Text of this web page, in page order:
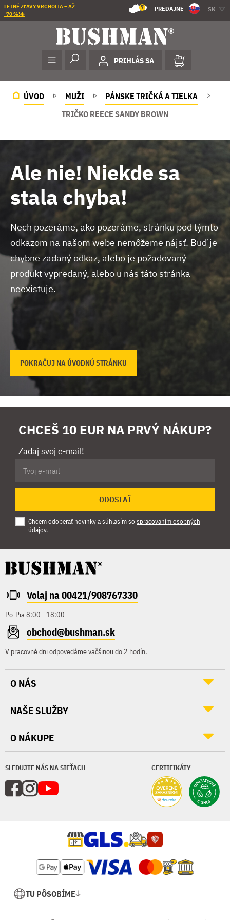
LETNÉ ZĽAVY VRCHOLIA – AŽ
-70 %!☀️
7 PREDAJNE SK
PRIHLÁS SA
ÚVOD MUŽI
PÁNSKE TRIČKÁ A TIELKA
TRIČKO REECE SANDY BROWN
Ale nie! Niekde sa
stala chyba!
Nech pozeráme, ako pozeráme, stránku pod týmto
odkazom na našom webe nemôžeme nájsť. Buď je
chybne zadaný odkaz, alebo je požadovaný
produkt vypredaný, alebo u nás táto stránka
neexistuje.
POKRAČUJ NA ÚVODNÚ STRÁNKU
CHCEŠ 10 EUR NA PRVÝ NÁKUP?
Zadaj svoj e-mail!
ODOSLAŤ
Chcem odoberať novinky a súhlasím so spracovaním osobných
údajov.
Volaj na 00421/908767330
Po-Pia 8:00 - 18:00
obchod@bushman.sk
V pracovné dni odpovedáme väčšinou do 2 hodín.
SLEDUJTE NÁS NA SIEŤACH CERTIFIKÁTY
O NÁS
NAŠE SLUŽBY
O NÁKUPE
TU PÔSOBÍME